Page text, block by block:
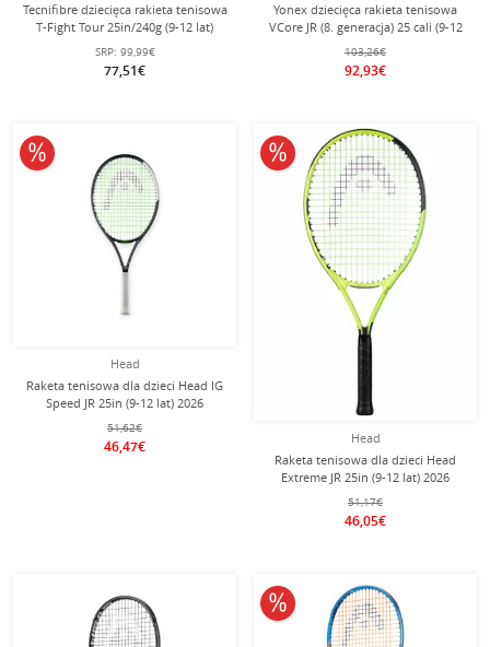
Tecnifibre dziecięca rakieta tenisowa
T-Fight Tour 25in/240g (9-12 lat)
2025 biała - naciągnięta -
SRP: 99,99€
77,51€
Yonex dziecięca rakieta tenisowa
VCore JR (8. generacja) 25 cali (9-12
lat) czerwona - naciągnięta -
103,26€
92,93€
Head
Raketa tenisowa dla dzieci Head IG
Speed JR 25in (9-12 lat) 2026
czarna/biała - naciągnięta -
51,62€
46,47€
10% obniżone
Head
Raketa tenisowa dla dzieci Head
Extreme JR 25in (9-12 lat) 2026
zielona - naciągnięta -
51,17€
46,05€
10% obniżone
10% obniżone